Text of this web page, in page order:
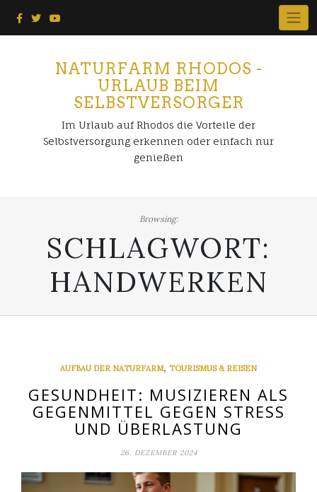
NATURFARM RHODOS -
URLAUB BEIM
SELBSTVERSORGER
Im Urlaub auf Rhodos die Vorteile der
Selbstversorgung erkennen oder einfach nur
genießen
Browsing:
SCHLAGWORT:
HANDWERKEN
AUFBAU DER NATURFARM, TOURISMUS & REISEN
GESUNDHEIT: MUSIZIEREN ALS
GEGENMITTEL GEGEN STRESS
UND ÜBERLASTUNG
26. DEZEMBER 2024